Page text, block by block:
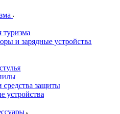
туризма
и зарядные устройства
средства защиты
устройства